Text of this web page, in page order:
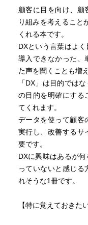
顧客に目を向け、顧
り組みを考えること
くれる本です。
DXという言葉はよ
導入できなかった、
た声を聞くことも増
「DX」は目的では
の目的を明確にする
てくれます。
データを使って顧客
実行し、改善するサ
要です。
DXに興味はあるが
っていないと感じる
れそうな1冊です。
【特に覚えておきた